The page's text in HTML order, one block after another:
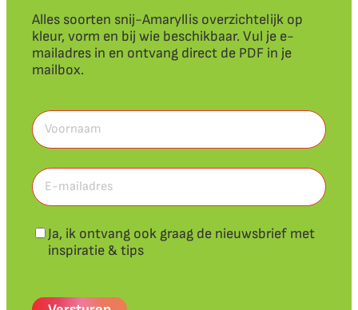
Alles soorten snij-Amaryllis overzichtelijk op
kleur, vorm en bij wie beschikbaar. Vul je e-
mailadres in en ontvang direct de PDF in je
mailbox.
Voornaam
E-
mailadres(Vereist)
Nieuwsbrief
Ja, ik ontvang ook graag de nieuwsbrief met
inspiratie & tips